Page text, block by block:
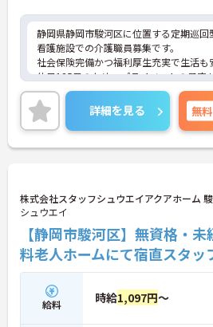
できる場合が多く、プライベートの負担
ら着実に専門性を高められます。
【リフレッシュ休暇17日や自由な身だ
で、自分らしく無理なく続けられる体制
・年間107日の休日に加えて年間17日の
ュ休暇が支給されるため、しっかりと休
がらオンオフのメリハリをつけて働けま
・髪色やネイルなどが原則自由となって
65歳・再雇用70歳までの継続雇用制度
静岡県静岡市駿河区に位置する定期巡回
看護施設での介護職員募集です。
社会保険完備かつ福利厚生充実で生活も
休日125日のため、プライベートの予定
く、両立が可能！
ご興味のある方はご面接のポイントをお
ますので、お気軽にご相談ください。
■ 医療と生活をトータルで支援
・訪問介護×訪問看護の連携体制
・定期訪問＋緊急時対応で多様なケース
・オペレーターを介した判断・連携スキ
く
→ 一歩踏み込んだ在宅ケア経験ができま
■ 地域密着で深く関われるやりがい
利用者の暮らしに寄り添えます。
詳細を見る 無料
株式会社スタッフシュウエイアクアホーム
シュウエイ
【静岡市駿河区】無資格・
料老人ホームにて宿直スタッ
給料 時給1,097円～